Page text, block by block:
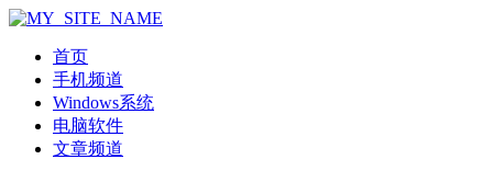
首页
手机频道
Windows系统
电脑软件
文章频道